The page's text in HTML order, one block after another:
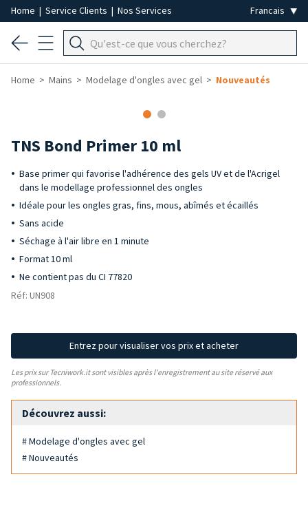
Home | Service Clients | Nos Services
Home Mains Modelage d'ongles avec gel Nouveautés
TNS Bond Primer 10 ml
Base primer qui favorise l'adhérence des gels UV et de l'Acrigel
dans le modellage professionnel des ongles
Idéale pour les ongles gras, fins, mous, abîmés et écaillés
Sans acide
Séchage à l'air libre en 1 minute
Format 10 ml
Ne contient pas du CI 77820
Réf: UN908
Entrez pour visualiser vos prix et acheter
Les prix sur Tecniwork.it sont visibles après l'enregistrement au site réservé aux
professionnels.
Découvrez aussi:
# Modelage d'ongles avec gel
# Nouveautés